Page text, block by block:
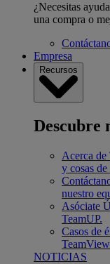
¿Necesitas
una compra o
Empresa
Recursos
Descubre
Acerca
y cosas
nuestro
Asóciate
TeamUP.
Casos de
NOTICIAS